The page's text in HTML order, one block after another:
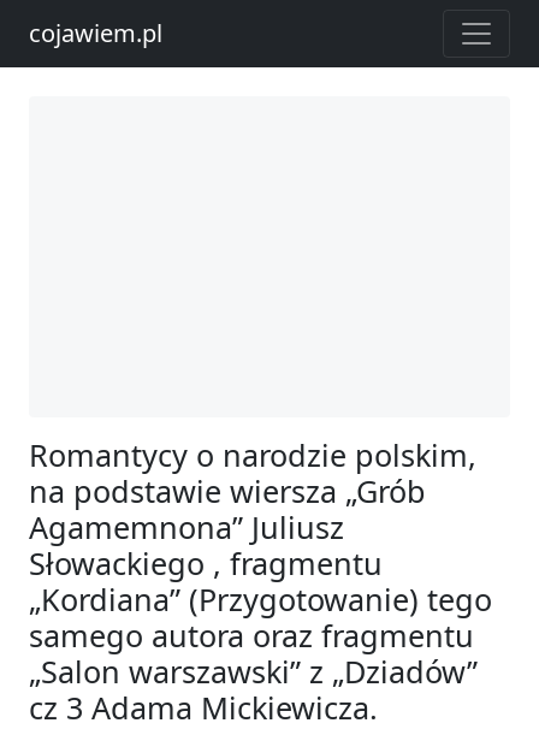
cojawiem.pl
Romantycy o narodzie polskim,
na podstawie wiersza „Grób
Agamemnona” Juliusz
Słowackiego , fragmentu
„Kordiana” (Przygotowanie) tego
samego autora oraz fragmentu
„Salon warszawski” z „Dziadów”
cz 3 Adama Mickiewicza.